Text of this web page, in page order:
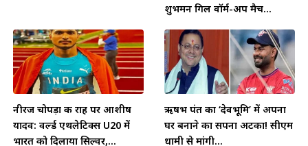
शुभमन गिल वॉर्म-अप मैच...
नीरज चोपड़ा की राह पर आशीष
यादव: वर्ल्ड एथलेटिक्स U20 में
भारत को दिलाया सिल्वर,...
ऋषभ पंत का ‘देवभूमि’ में अपना
घर बनाने का सपना अटका! सीएम
धामी से मांगी...